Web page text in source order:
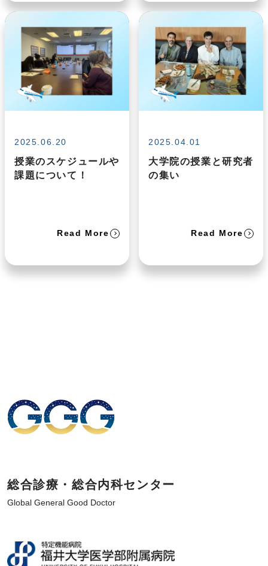
2025.06.20
授業のスケジュールや
課題について！
Read More
2025.04.01
大学院の授業と研究者
の集い
Read More
総合診療・総合内科センター
Global General Good Doctor